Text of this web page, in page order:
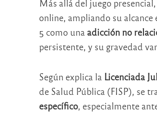
Más allá del juego
online, ampliando su
5 como una adicción no
persistente, y su gravedad
Según explica la Licenciada
de Salud Pública (FISP), se
específico, especialmente